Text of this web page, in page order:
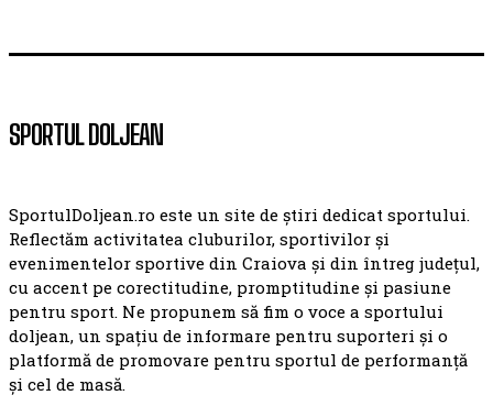
SPORTUL DOLJEAN
SportulDoljean.ro este un site de știri dedicat sportului.
Reflectăm activitatea cluburilor, sportivilor și
evenimentelor sportive din Craiova și din întreg județul,
cu accent pe corectitudine, promptitudine și pasiune
pentru sport. Ne propunem să fim o voce a sportului
doljean, un spațiu de informare pentru suporteri și o
platformă de promovare pentru sportul de performanță
și cel de masă.